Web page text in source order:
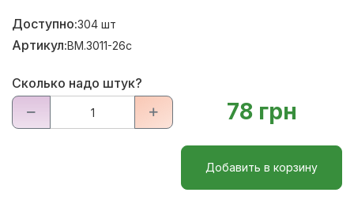
Доступно:304 шт
Артикул:BM.3011-26c
Сколько надо штук?
78 грн
Добавить в корзину